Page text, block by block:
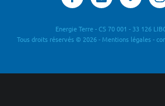
Energie Terre - CS 70 001 - 33 126
Tous droits réservés © 2026 - Mentions légales-